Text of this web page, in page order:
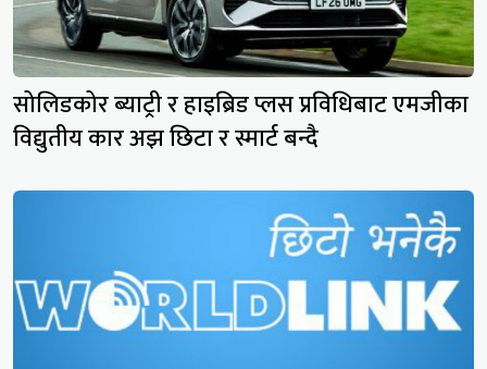
सोलिडकोर ब्याट्री र हाइब्रिड प्लस प्रविधिबाट एमजीका
विद्युतीय कार अझ छिटा र स्मार्ट बन्दै